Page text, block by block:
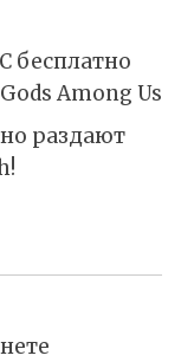
бесплатно
Among Us
раздают